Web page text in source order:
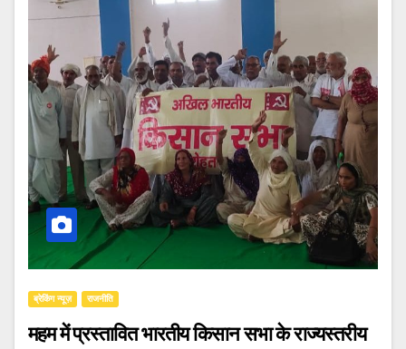
ब्रेकिंग न्यूज़ राजनीति
महम में प्रस्तावित भारतीय किसान सभा के राज्यस्तरीय